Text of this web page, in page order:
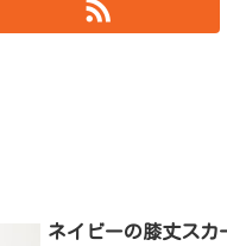
ネイビーの膝丈スカ